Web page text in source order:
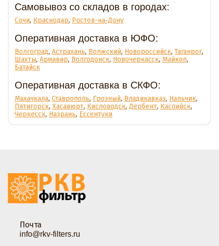
Самовывоз со складов в городах:
Сочи, Краснодар, Ростов-на-Дону
Оперативная доставка в ЮФО:
Волгоград, Астрахань, Волжский, Новороссийск, Таганрог,
Шахты, Армавир, Волгодонск, Новочеркасск, Майкоп,
Батайск
Оперативная доставка в СКФО:
Махачкала, Ставрополь, Грозный, Владикавказ, Нальчик,
Пятигорск, Хасавюрт, Кисловодск, Дербент, Каспийск,
Черкесск, Назрань, Ессентуки
Почта
info@rkv-filters.ru